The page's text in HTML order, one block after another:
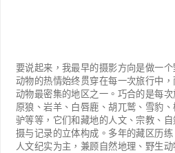
要说起来，我最早的摄影方向是做一
动物的热情始终贯穿在每一次旅行中
动物最密集的地区之一。巧合的是每
原狼、岩羊、白唇鹿、胡兀鹫、雪豹
驴等等，它们和藏地的人文、宗教、
摄与记录的立体构成。多年的藏区历
人文纪实为主，兼顾自然地理、野生